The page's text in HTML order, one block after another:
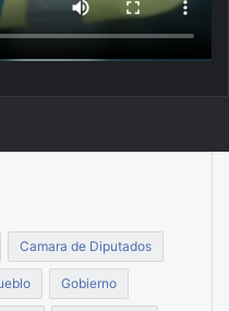
Camara de Diputados
Gobierno